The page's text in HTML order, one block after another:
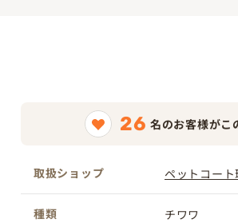
26 名のお客様がこ
取扱ショップ ペットコー
種類 チワワ